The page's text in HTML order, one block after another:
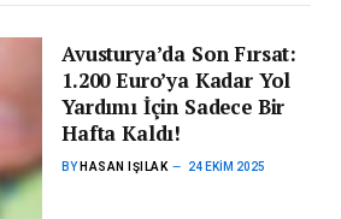
Avusturya’da Son Fırsat:
1.200 Euro’ya Kadar Yol
Yardımı İçin Sadece Bir
Hafta Kaldı!
BY HASAN IŞILAK 24 EKIM 2025